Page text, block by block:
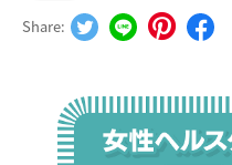
Share: